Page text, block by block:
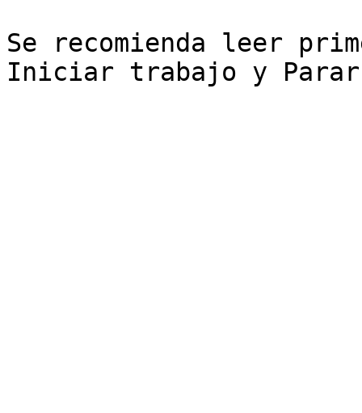
Se recomienda leer